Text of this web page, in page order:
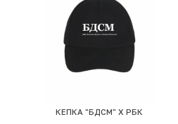
КЕПКА "БДСМ" X РБК